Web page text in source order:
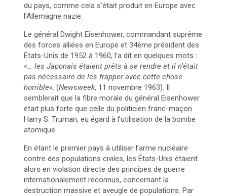
du pays, comme cela s’était produit en Europe avec
l’Allemagne nazie.
Le général Dwight Eisenhower, commandant suprême
des forces alliées en Europe et 34ème président des
États-Unis de 1952 à 1960, l’a dit en quelques mots :
«… les Japonais étaient prêts à se rendre et il n’était
pas nécessaire de les frapper avec cette chose
horrible». (Newsweek, 11 novembre 1963). Il
semblerait que la fibre morale du général Eisenhower
était plus forte que celle du politicien franc-maçon
Harry S. Truman, eu égard à l’utilisation de la bombe
atomique.
En étant le premier pays à utiliser l’arme nucléaire
contre des populations civiles, les États-Unis étaient
alors en violation directe des principes de guerre
internationalement reconnus, concernant la
destruction massive et aveugle de populations. Par